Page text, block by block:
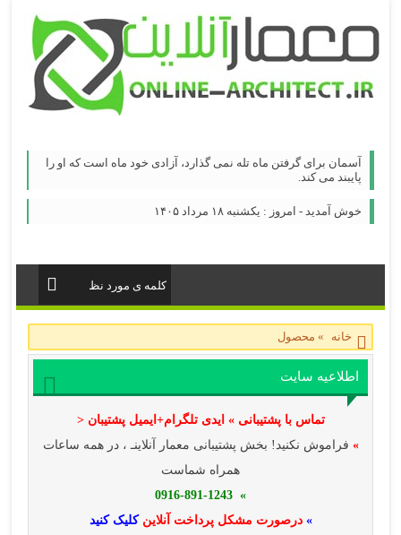
آسمان برای گرفتن ماه تله نمی گذارد، آزادی خود ماه است كه او را
پایبند می كند.
خوش آمدید - امروز : یکشنبه ۱۸ مرداد ۱۴۰۵
خانه » محصول
اطلاعیه سایت
تماس با پشتیبانی » ایدی تلگرام+ایمیل پشتیبان <
» فراموش نکنید! بخش پشتیبانی معمار آنلاینـ ، در همه ساعات
همراه شماست
» 0916-891-1243
» درصورت مشکل پرداخت آنلاینکلیک کنید